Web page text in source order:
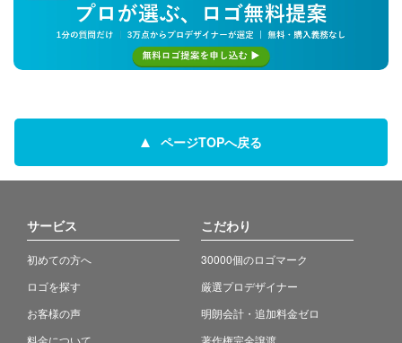
ページTOPへ戻る
サービス
初めての方へ
ロゴを探す
お客様の声
料金について
こだわり
30000個のロゴマーク
厳選プロデザイナー
明朗会計・追加料金ゼロ
著作権完全譲渡